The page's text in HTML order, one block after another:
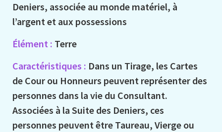
Deniers, associée au monde matériel, à
l’argent et aux possessions
Élément : Terre
Caractéristiques : Dans un Tirage, les Cartes
de Cour ou Honneurs peuvent représenter des
personnes dans la vie du Consultant.
Associées à la Suite des Deniers, ces
personnes peuvent être Taureau, Vierge ou